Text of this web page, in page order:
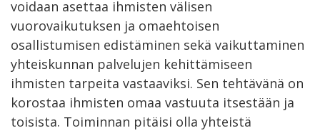
voidaan asettaa ihmisten välisen
vuorovaikutuksen ja omaehtoisen
osallistumisen edistäminen sekä vaikuttaminen
yhteiskunnan palvelujen kehittämiseen
ihmisten tarpeita vastaaviksi. Sen tehtävänä on
korostaa ihmisten omaa vastuuta itsestään ja
toisista. Toiminnan pitäisi olla yhteistä